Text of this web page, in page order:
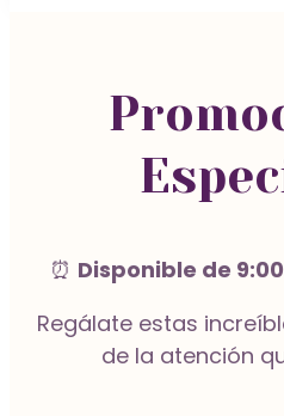
Pestañas
Vamos a Ti
⏰ Disponible de
Regálate estas
de la atención